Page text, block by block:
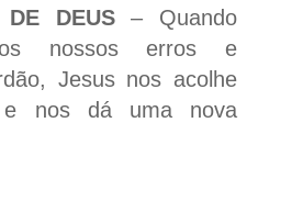
DE DEUS– Quando
nossos erros e
Jesus nos acolhe
nos dá uma nova